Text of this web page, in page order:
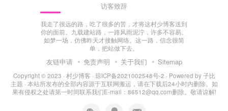
访客致辞
我走了很远的路，吃了很多的苦，才将这村少博客送到
你的面前。九载建站路，一路风雨泥泞，许多不容易。
如梦一场，仿佛昨天才接触网络。这一路，信念很简
单，把站做下去。
友链申请 免责声明 关于我们 Sitemap
Copyright © 2023 · 村少博客 · 琼ICP备2021002548号-2 · Powered by子比
主题 · 本站所发布的全部内容源于互联网搬运，请在下载后24小时内删除。如
果有侵权之处请第一时间联系我们E-mail：86512@qq.com删除。敬请谅解!